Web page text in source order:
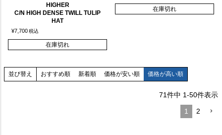
HIGHER
C/N HIGH DENSE TWILL TULIP
HAT
¥7,700税込
在庫切れ
在庫切れ
並び替え おすすめ順 新着順 価格が安い順 価格が高い順
71件中 1-50件表示
1 2